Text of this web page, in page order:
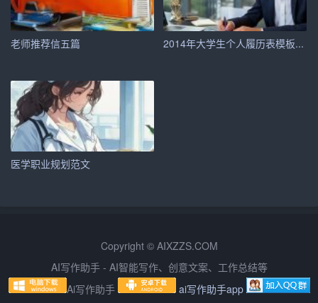
点和不足。即使被问到，也要巧妙地转化，将其变成自己
的优点。
在准备特岗教师招聘面试时，您可以提前进行自我介绍的
实战演练。可以请朋友或家人扮演考官，模拟面试场景，
反复练习。通过实战演练，您可以发现自己的不足，及时
调整和完善自我介绍的内容和表达方式。
老师推荐信五篇 2014年大学生个人履历表模板...
医学职业规划范文
Copyright © AIXZZS.COM
AI写作助手 - AI智能写作、创意文案、工作总结等
Ai写作助手
ai写作助手app